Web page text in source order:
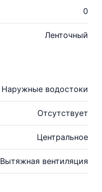
0
Ленточный
Наружные водостоки
Отсутствует
Центральное
Вытяжная вентиляция